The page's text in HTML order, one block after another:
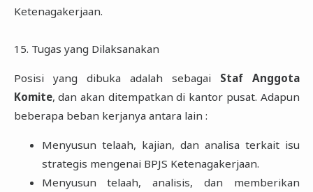
Ketenagakerjaan.
15. Tugas yang Dilaksanakan
Posisi yang dibuka adalah sebagai Staf Anggota
Komite, dan akan ditempatkan di kantor pusat. Adapun
beberapa beban kerjanya antara lain :
Menyusun telaah, kajian, dan analisa terkait isu
strategis mengenai BPJS Ketenagakerjaan.
Menyusun telaah, analisis, dan memberikan